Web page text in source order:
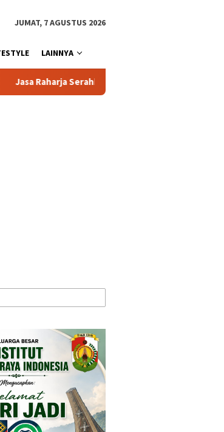
JUMAT, 7 AGUSTUS 2026
LAINNYA
kepada Ahli Waris Korban Kebakaran KM